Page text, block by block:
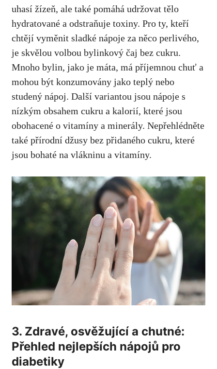
uhasí žízeň, ale také⁣ pomáhá udržovat tělo
hydratované a​ odstraňuje toxiny. Pro ty, kteří
chtějí vyměnit sladké⁤ nápoje za něco perlivého, ​
je ‌skvělou ​volbou bylinkový⁤ čaj ‍bez cukru.‌
Mnoho bylin, jako je máta,‌ má příjemnou ⁢chuť a​
mohou být konzumovány ‌jako teplý nebo
studený nápoj. Další variantou jsou nápoje s
nízkým‌ obsahem cukru a kalorií, které jsou
⁣obohacené o vitamíny a ⁣minerály. Nepřehlédněte
také přírodní ‌džusy bez přidaného cukru, které
jsou bohaté na​ vlákninu⁢ a vitamíny.
3. Zdravé, osvěžující a chutné:​
Přehled nejlepších nápojů⁤ pro
diabetiky